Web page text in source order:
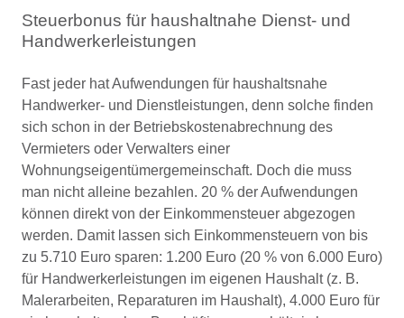
Steuerbonus für haushaltnahe Dienst- und
Handwerkerleistungen
Fast jeder hat Aufwendungen für haushaltsnahe
Handwerker- und Dienstleistungen, denn solche finden
sich schon in der Betriebskostenabrechnung des
Vermieters oder Verwalters einer
Wohnungseigentümergemeinschaft. Doch die muss
man nicht alleine bezahlen. 20 % der Aufwendungen
können direkt von der Einkommensteuer abgezogen
werden. Damit lassen sich Einkommensteuern von bis
zu 5.710 Euro sparen: 1.200 Euro (20 % von 6.000 Euro)
für Handwerkerleistungen im eigenen Haushalt (z. B.
Malerarbeiten, Reparaturen im Haushalt), 4.000 Euro für